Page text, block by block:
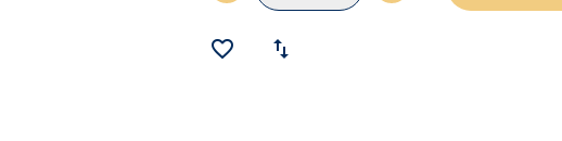
favorite_border import_export